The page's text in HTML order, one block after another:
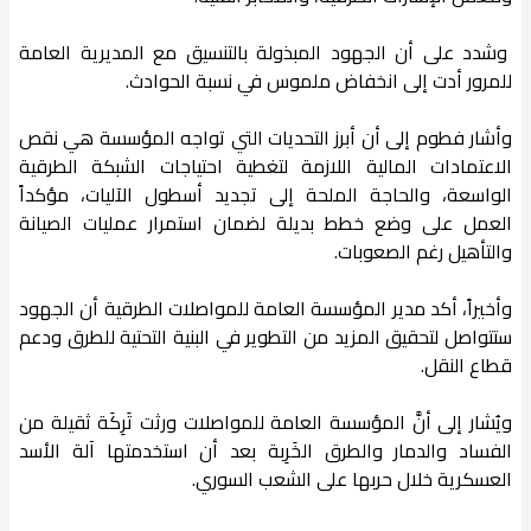
وشدد على أن الجهود المبذولة بالتنسيق مع المديرية العامة
للمرور أدت إلى انخفاض ملموس في نسبة الحوادث.
​وأشار فطوم إلى أن أبرز التحديات التي تواجه المؤسسة هي نقص
الاعتمادات المالية اللازمة لتغطية احتياجات الشبكة الطرقية
الواسعة، والحاجة الملحة إلى تجديد أسطول الآليات، مؤكداً
العمل على وضع خطط بديلة لضمان استمرار عمليات الصيانة
والتأهيل رغم الصعوبات.
وأخيراً، أكد مدير المؤسسة العامة للمواصلات الطرقية أن الجهود
ستتواصل لتحقيق المزيد من التطوير في البنية التحتية للطرق ودعم
قطاع النقل.
ويُشار إلى أنَّ المؤسسة العامة للمواصلات ورثت تَرِكَة ثقيلة من
الفساد والدمار والطرق الخَرِبة بعد أن استخدمتها آلة الأسد
العسكرية خلال حربها على الشعب السوري.